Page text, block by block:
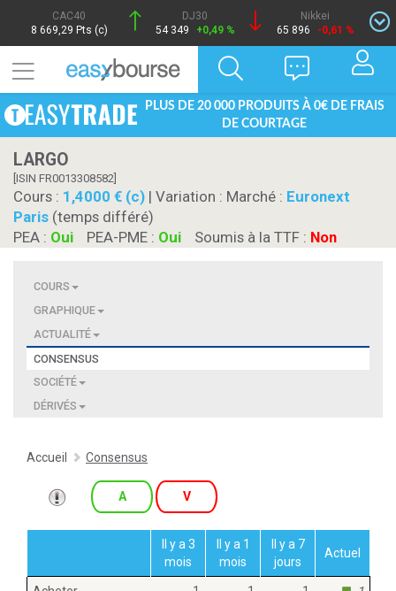
CAC40
8 669,29 Pts (c)
DJ30
54 349
+0,49 %
Nikkei
65 896
-0,61 %
PLUS DE 20 000 PRODUITS À 0€ DE FRAIS
DE COURTAGE
LARGO
[ISIN FR0013308582]
Cours : 1,4000 € (c) | Variation : Marché : Euronext
Paris (temps différé)
PEA : Oui PEA-PME : Oui Soumis à la TTF : Non
COURS
GRAPHIQUE
ACTUALITÉ
CONSENSUS
SOCIÉTÉ
DÉRIVÉS
Accueil Consensus
A V
Il y a 3
mois
Il y a 1
mois
Il y a 7
jours
Actuel